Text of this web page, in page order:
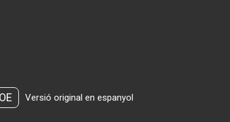
Versió original en espanyol